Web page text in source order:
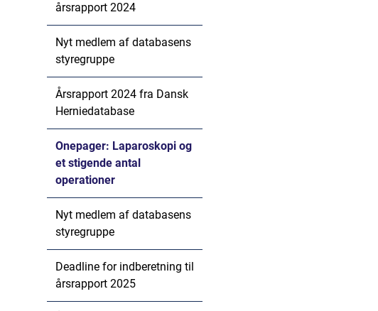
årsrapport 2024
Nyt medlem af databasens
styregruppe
Årsrapport 2024 fra Dansk
Herniedatabase
Onepager: Laparoskopi og
et stigende antal
operationer
Nyt medlem af databasens
styregruppe
Deadline for indberetning til
årsrapport 2025